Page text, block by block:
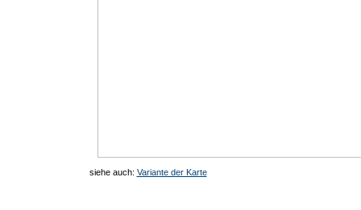
siehe auch: Variante der Karte